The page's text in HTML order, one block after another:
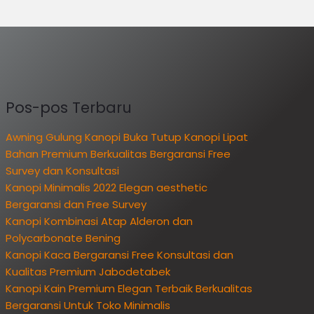
Pos-pos Terbaru
Awning Gulung Kanopi Buka Tutup Kanopi Lipat
Bahan Premium Berkualitas Bergaransi Free
Survey dan Konsultasi
Kanopi Minimalis 2022 Elegan aesthetic
Bergaransi dan Free Survey
Kanopi Kombinasi Atap Alderon dan
Polycarbonate Bening
Kanopi Kaca Bergaransi Free Konsultasi dan
Kualitas Premium Jabodetabek
Kanopi Kain Premium Elegan Terbaik Berkualitas
Bergaransi Untuk Toko Minimalis